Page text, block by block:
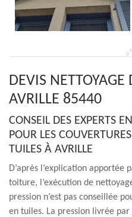
DEVIS NETTOYAGE
AVRILLE 85440
CONSEIL DES EXPERTS
POUR LES
TUILES À AVRILLE
D’après l’explication apportée
toiture, l’exécution de
pression n’est pas conseillée
en tuiles. La pression livrée